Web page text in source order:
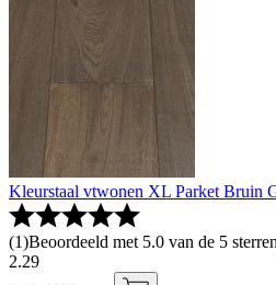
Kleurstaal vtwonen XL Parket Bruin
(1)Beoordeeld met 5.0 van de 5
2.29